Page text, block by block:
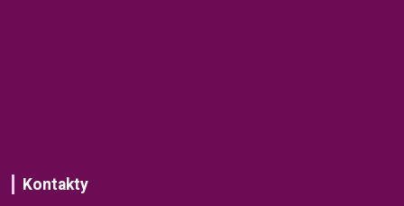
Kontakty